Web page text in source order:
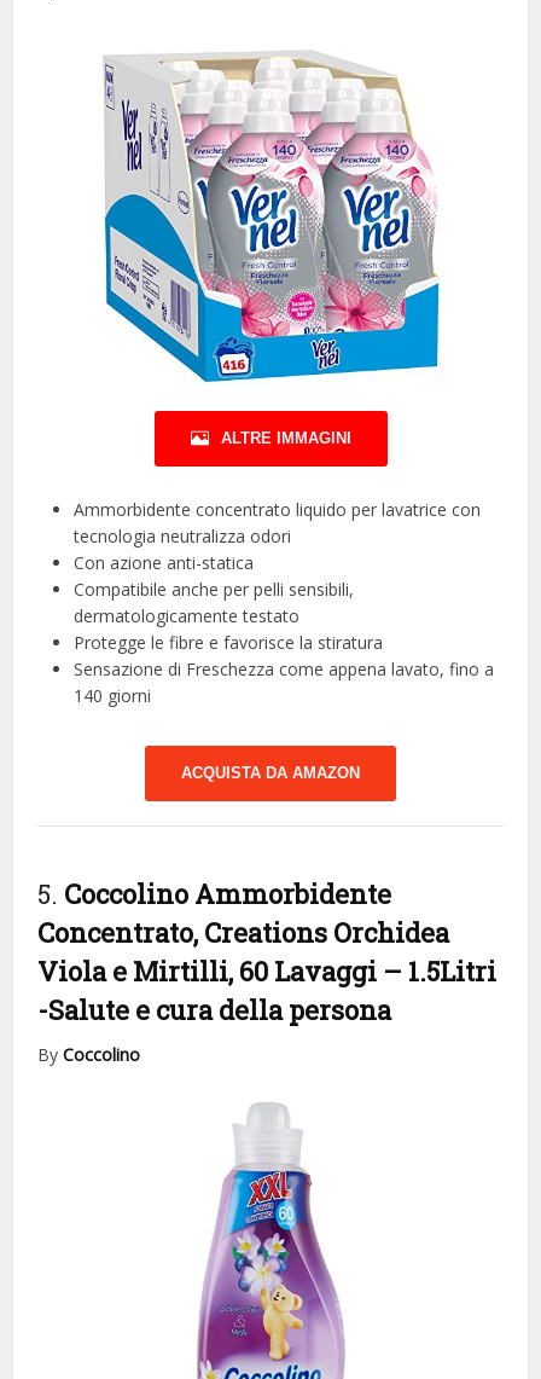
ALTRE IMMAGINI
Ammorbidente concentrato liquido per lavatrice con
tecnologia neutralizza odori
Con azione anti-statica
Compatibile anche per pelli sensibili,
dermatologicamente testato
Protegge le fibre e favorisce la stiratura
Sensazione di Freschezza come appena lavato, fino a
140 giorni
ACQUISTA DA AMAZON
5. Coccolino Ammorbidente
Concentrato, Creations Orchidea
Viola e Mirtilli, 60 Lavaggi – 1.5Litri
-Salute e cura della persona
ByCoccolino